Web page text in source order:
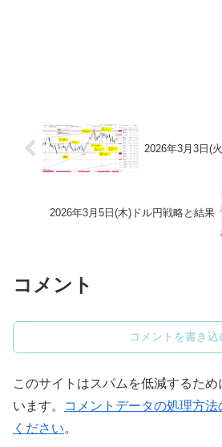
2026年3月3日(
2026年3月5日(木)ドル円戦略と結果
コメント
コメントを書き込
このサイトはスパムを低減するため
います。
コメントデータの処理方
ください。